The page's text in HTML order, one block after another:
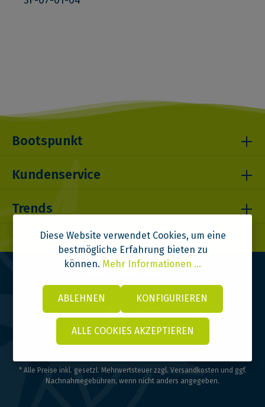
Bootspunkt
Kundenservice
Trends
* Alle Preise inkl. gesetzl. Mehrwertsteuer zzgl. Versandkosten und ggf.
Nachnahmegebühren, wenn nicht anders angegeben.
Diese Website verwendet Cookies, um eine
bestmögliche Erfahrung bieten zu
können. Mehr Informationen ...
ABLEHNEN KONFIGURIEREN
ALLE COOKIES AKZEPTIEREN